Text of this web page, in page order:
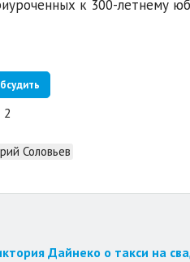
к 300-летнему
2
Соловьев
Дайнеко о такси на